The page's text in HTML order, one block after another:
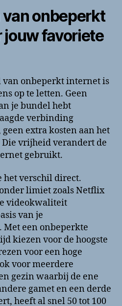
van onbeperkt
jouw favoriete
van onbeperkt internet is
op te letten. Geen
je bundel hebt
verbinding
extra kosten aan het
vrijheid verandert de
gebruikt.
het verschil direct.
limiet zoals Netflix
videokwaliteit
van je
een onbeperkte
kiezen voor de hoogste
voor een hoge
voor meerdere
gezin waarbij de ene
gamet en een derde
heeft al snel 50 tot 100